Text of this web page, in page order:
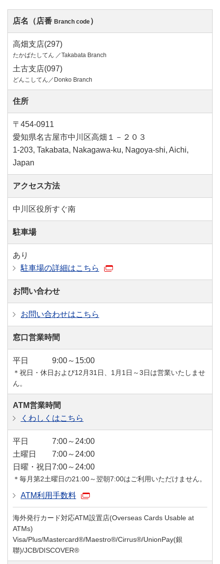
店名（店番 Branch code）
高畑支店(297)
たかばたしてん ／Takabata Branch
土古支店(097)
どんこしてん／Donko Branch
住所
〒454-0911
愛知県名古屋市中川区高畑１－２０３
1-203, Takabata, Nakagawa-ku, Nagoya-shi, Aichi,
Japan
アクセス方法
中川区役所すぐ南
駐車場
あり
駐車場の詳細はこちら
お問い合わせ
お問い合わせはこちら
窓口営業時間
平日 9:00～15:00
＊祝日・休日および12月31日、1月1日～3日は営業いたしませ
ん。
ATM営業時間
くわしくはこちら
平日
7:00～24:00
土曜日
7:00～24:00
日曜・祝日 7:00～24:00
＊毎月第2土曜日の21:00～翌朝7:00はご利用いただけません。
ATM利用手数料
海外発行カード対応ATM設置店(Overseas Cards Usable at
ATMs)
Visa/Plus/Mastercard®/Maestro®/Cirrus®/UnionPay(銀
聯)/JCB/DISCOVER®